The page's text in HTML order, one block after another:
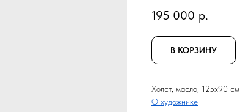
195 000 р.
В КОРЗИНУ
Холст, масло, 125x90 см
О художнике